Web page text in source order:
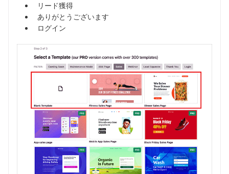
リード獲得
ありがとうございます
ログイン